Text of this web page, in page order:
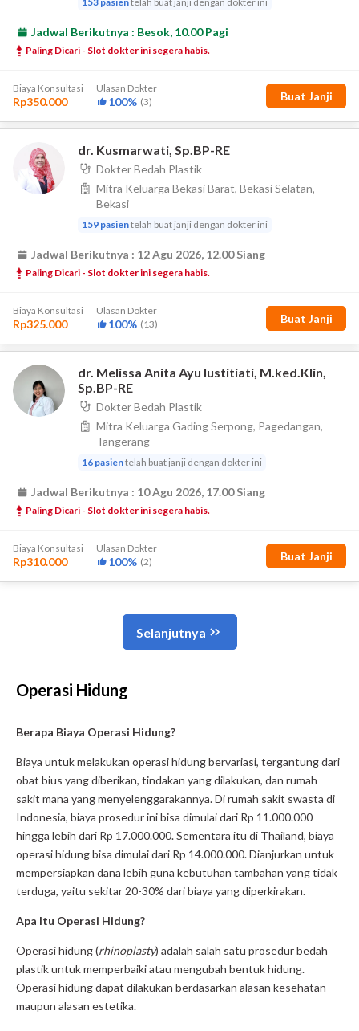
Operasi Hidung
Berapa Biaya Operasi Hidung?
Biaya untuk melakukan operasi hidung bervariasi, tergantung dari
obat bius yang diberikan, tindakan yang dilakukan, dan rumah
sakit mana yang menyelenggarakannya. Di rumah sakit swasta di
Indonesia, biaya prosedur ini bisa dimulai dari Rp 11.000.000
hingga lebih dari Rp 17.000.000. Sementara itu di Thailand, biaya
operasi hidung bisa dimulai dari Rp 14.000.000. Dianjurkan untuk
mempersiapkan dana lebih guna kebutuhan tambahan yang tidak
terduga, yaitu sekitar 20-30% dari biaya yang diperkirakan.
Apa Itu Operasi Hidung?
Operasi hidung (rhinoplasty) adalah salah satu prosedur bedah
plastik untuk memperbaiki atau mengubah bentuk hidung.
Operasi hidung dapat dilakukan berdasarkan alasan kesehatan
maupun alasan estetika.